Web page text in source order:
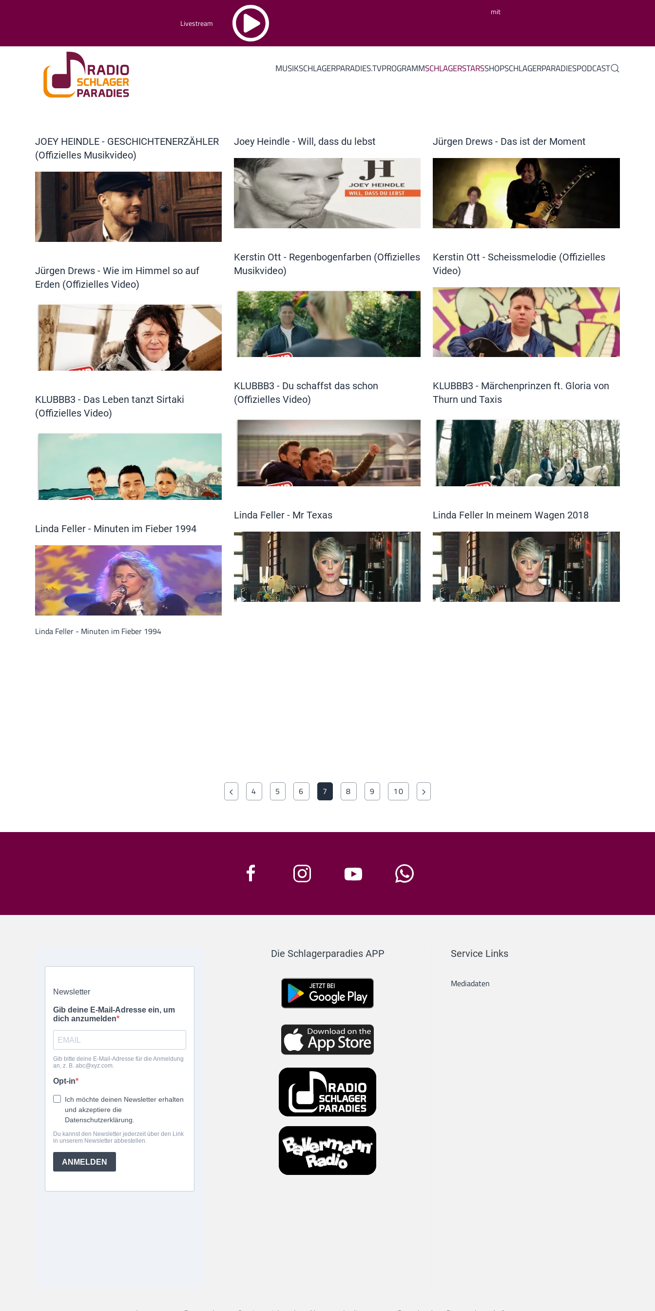
Livestream
mit
MUSIKSCHLAGERPARADIES.TVPROGRAMMSCHLAGERSTARSSHOPSCHLAGERPARADIESPODCAST
JOEY HEINDLE - GESCHICHTENERZÄHLER
(Offizielles Musikvideo)
Joey Heindle - Will, dass du lebst Jürgen Drews - Das ist der Moment
Jürgen Drews - Wie im Himmel so auf
Erden (Offizielles Video)
Kerstin Ott - Regenbogenfarben (Offizielles
Musikvideo)
Kerstin Ott - Scheissmelodie (Offizielles
Video)
KLUBBB3 - Das Leben tanzt Sirtaki
(Offizielles Video)
KLUBBB3 - Du schaffst das schon
(Offizielles Video)
KLUBBB3 - Märchenprinzen ft. Gloria von
Thurn und Taxis
Linda Feller - Minuten im Fieber 1994
Linda Feller - Minuten im Fieber 1994
Linda Feller - Mr Texas Linda Feller In meinem Wagen 2018
4 5 6 7 8 9 10
Die Schlagerparadies APP Service Links
Mediadaten